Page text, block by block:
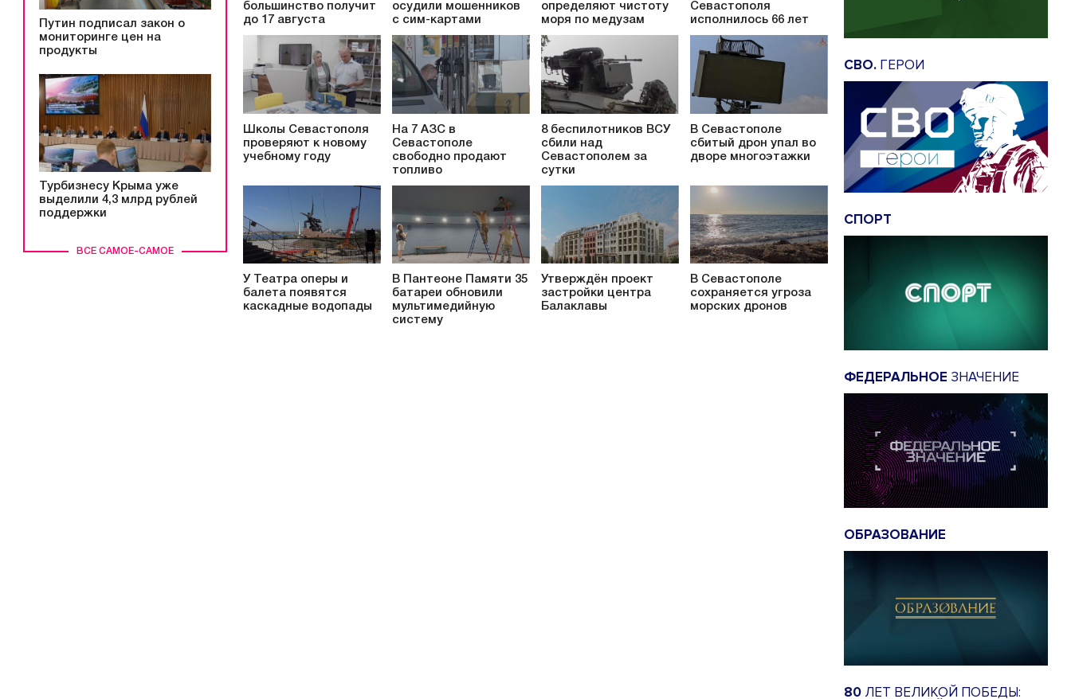
ВСЕ САМОЕ-САМОЕ
Путин подписал закон о
мониторинге цен на
продукты
Турбизнесу Крыма уже
выделили 4,3 млрд рублей
поддержки
большинство получит
до 17 августа
осудили мошенников
с сим-картами
определяют чистоту
моря по медузам
Севастополя
исполнилось 66 лет
Школы Севастополя
проверяют к новому
учебному году
На 7 АЗС в
Севастополе
свободно продают
топливо
8 беспилотников ВСУ
сбили над
Севастополем за
сутки
В Севастополе
сбитый дрон упал во
дворе многоэтажки
У Театра оперы и
балета появятся
каскадные водопады
В Пантеоне Памяти 35
батареи обновили
мультимедийную
систему
Утверждён проект
застройки центра
Балаклавы
В Севастополе
сохраняется угроза
морских дронов
СВО. ГЕРОИ
СПОРТ
ФЕДЕРАЛЬНОЕ ЗНАЧЕНИЕ
ОБРАЗОВАНИЕ
80 ЛЕТ ВЕЛИКОЙ ПОБЕДЫ: